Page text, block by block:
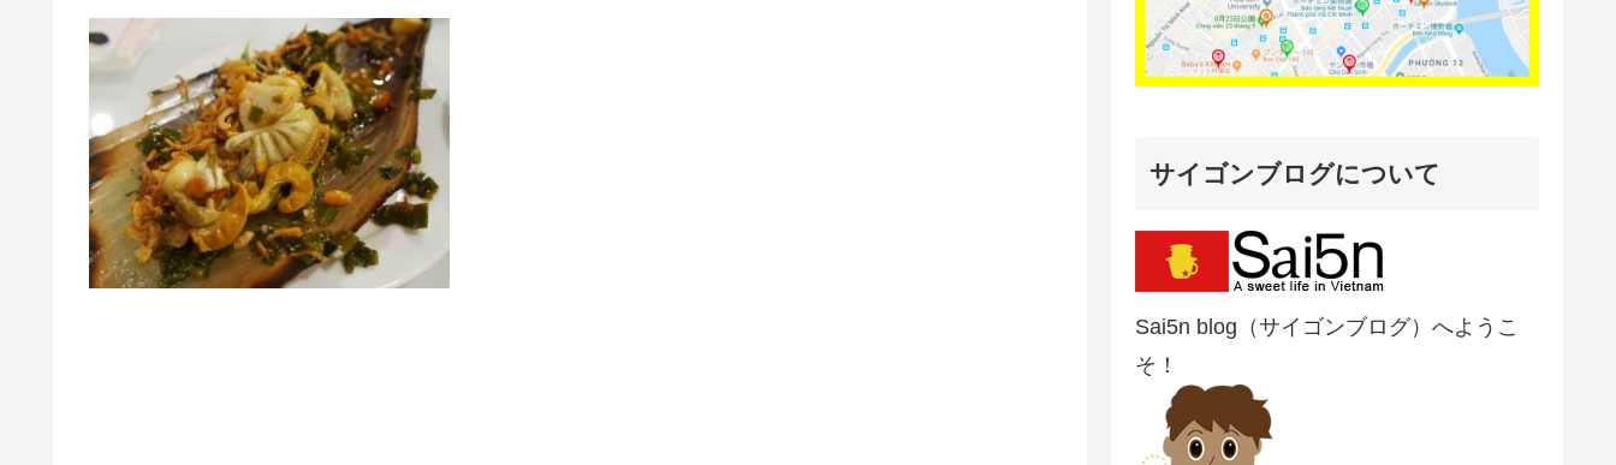
サイゴンブログについて
Sai5n blog（サイゴンブログ）へようこ
そ！